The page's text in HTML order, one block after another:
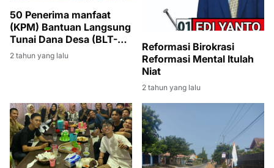
50 Penerima manfaat
(KPM) Bantuan Langsung
Tunai Dana Desa (BLT-
DD)' Tanding Marga
2 tahun yang lalu
Reformasi Birokrasi
Reformasi Mental Itulah
Niat
2 tahun yang lalu